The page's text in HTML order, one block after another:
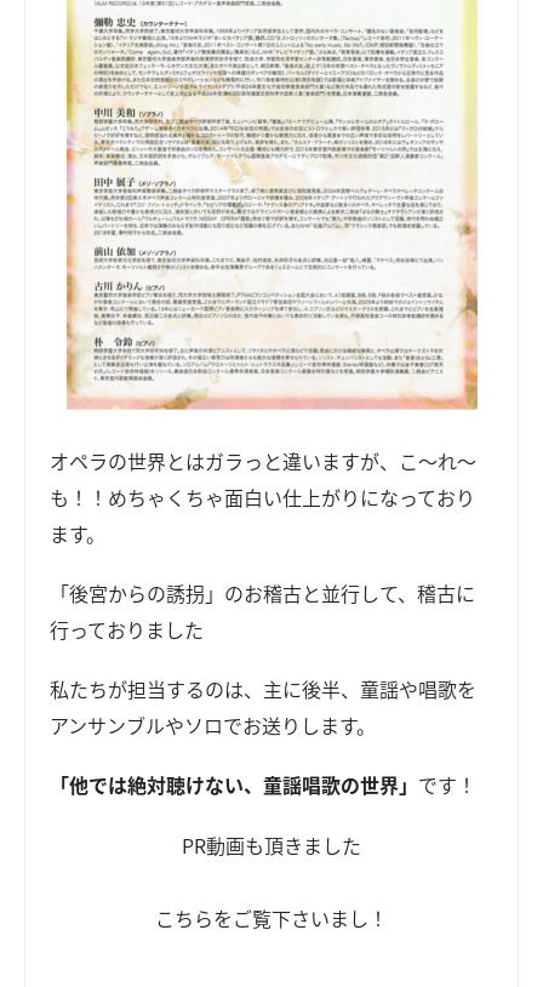
オペラの世界とはガラっと違いますが、こ～れ～
も！！めちゃくちゃ面白い仕上がりになっており
ます。
「後宮からの誘拐」のお稽古と並行して、稽古に
行っておりました
私たちが担当するのは、主に後半、童謡や唱歌を
アンサンブルやソロでお送りします。
「他では絶対聴けない、童謡唱歌の世界」 です！
PR動画も頂きました
こちらをご覧下さいまし！